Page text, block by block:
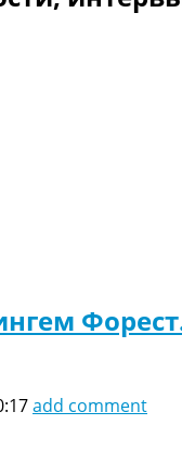
add comment